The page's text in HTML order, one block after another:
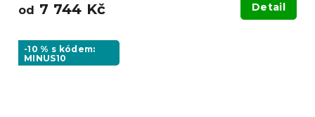
od 7 744 Kč Detail
-10 % s kódem:
MINUS10